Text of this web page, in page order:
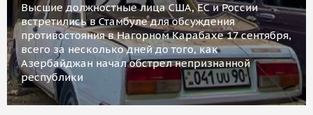
Высшие должностные лица США, ЕС и России
встретились в Стамбуле для обсуждения
противостояния в Нагорном Карабахе 17 сентября,
всего за несколько дней до того, как
Азербайджан начал обстрел непризнанной
республики